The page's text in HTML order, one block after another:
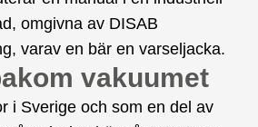
vakuumet
i Sverige och som en del av